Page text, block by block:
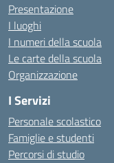
Presentazione
I luoghi
I numeri della scuola
Le carte della scuola
Organizzazione
I Servizi
Personale scolastico
Famiglie e studenti
Percorsi di studio